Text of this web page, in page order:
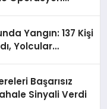
Yangın: 137 Kişi
Yolcular
Başarısız
Sinyali Verdi